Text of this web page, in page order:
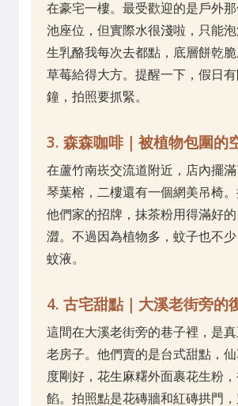
在豪宅一樓。最受歡迎的是戶外
池座位，但實際水很淺啦，只能
生乳酪我每次去都點，底層餅乾
草莓給得大方。提醒一下，假日
鐘，拍照要抓緊。
3. 森森咖啡｜被植物包圍的
在蘆竹南崁交流道附近，店內擺
琴葉榕，二樓還有一個網美吊椅
他們家的招牌，抹茶粉用得滿好
澀。不過因為植物多，蚊子也不
蚊液。
4. 古宅甜點｜大溪老街旁的
這間在大溪老街旁的巷子裡，是
老房子。他們賣的是台式甜點，
度剛好，花生麻糬外面裹花生粉
餡。拍照點是花磚牆和紅磚拱門